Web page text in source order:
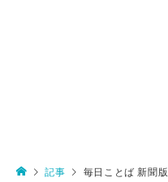
記事 毎日ことば 新聞版